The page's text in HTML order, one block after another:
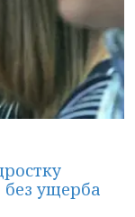
ущерба